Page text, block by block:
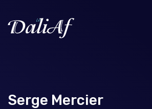
Serge Mercier